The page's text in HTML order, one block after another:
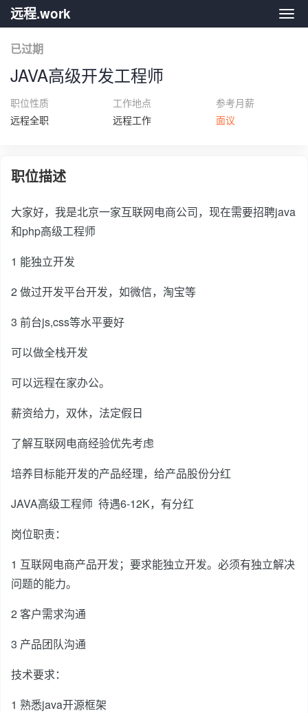
远
远程.work
已过期
JAVA高级开发工程师
职位性质
远程全职
工作地点
远程工作
参考月薪
面议
职位描述
大家好，我是北京一家互联网电商公司，现在需要招聘java
和php高级工程师
1 能独立开发
2 做过开发平台开发，如微信，淘宝等
3 前台js,css等水平要好
可以做全栈开发
可以远程在家办公。
薪资给力，双休，法定假日
了解互联网电商经验优先考虑
培养目标能开发的产品经理，给产品股份分红
JAVA高级工程师 待遇6-12K，有分红
岗位职责：
1 互联网电商产品开发；要求能独立开发。必须有独立解决
问题的能力。
2 客户需求沟通
3 产品团队沟通
技术要求：
1 熟悉java开源框架